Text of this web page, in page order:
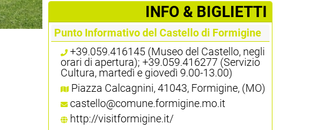
­INFO & BIGLIETTI
Punto Informativo del Castello di Formigine
+39.059.416145 (Museo del Castello, negli
orari di apertura); +39.059.416277 (Servizio
Cultura, martedì e giovedì 9.00-13.00)
Piazza Calcagnini, 41043, Formigine, (MO)
castello@comune.formigine.mo.it
http://visitformigine.it/